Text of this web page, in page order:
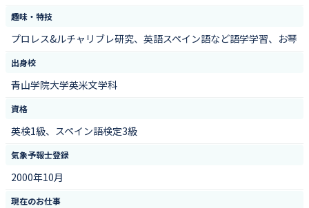
趣味・特技
プロレス&ルチャリブレ研究、英語スペイン語など語学学習、お琴
出身校
青山学院大学英米文学科
資格
英検1級、スペイン語検定3級
気象予報士登録
2000年10月
現在のお仕事